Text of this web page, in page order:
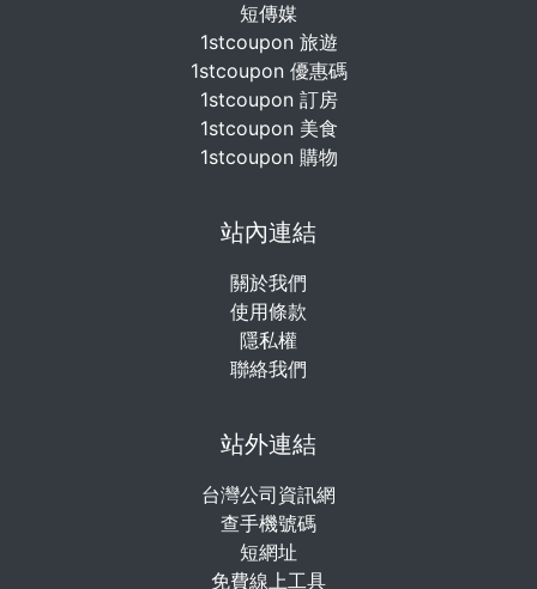
短傳媒
1stcoupon 旅遊
1stcoupon 優惠碼
1stcoupon 訂房
1stcoupon 美食
1stcoupon 購物
站內連結
關於我們
使用條款
隱私權
聯絡我們
站外連結
台灣公司資訊網
查手機號碼
短網址
免費線上工具